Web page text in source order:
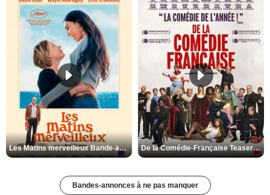
Les Matins merveilleux Bande-annonce VF De la Comédie-Française Teaser VF
Bandes-annonces à ne pas manquer